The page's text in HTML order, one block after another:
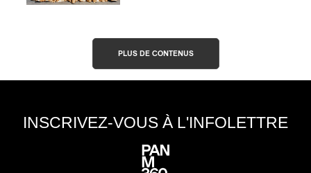
PLUS DE CONTENUS
INSCRIVEZ-VOUS À L'INFOLETTRE